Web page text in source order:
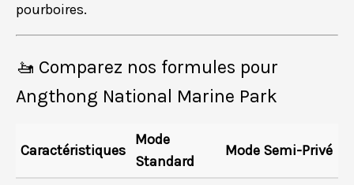
pourboires.
🚤 Comparez nos formules pour
Angthong National Marine Park
Caractéristiques
Mode
Standard
Mode Semi-Privé